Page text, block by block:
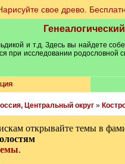
свое древо.
и т.д. Здесь вы найдете
при исследовании
Центральный округ»
открывайте темы в
.